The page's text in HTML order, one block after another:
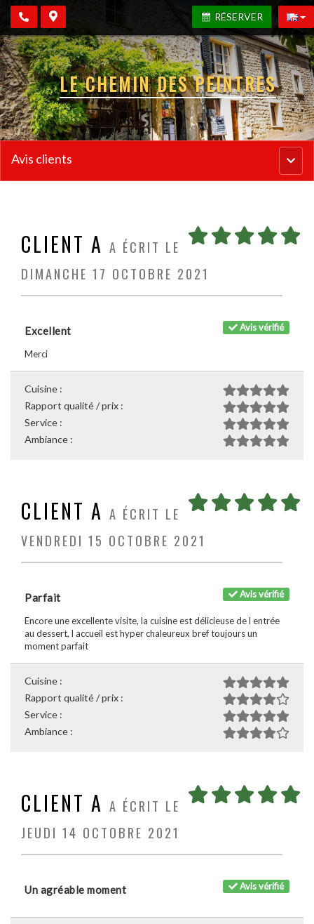
RÉSERVER
LE CHEMIN DES PEINTRES
Menu
Avis clients
CLIENT A A ÉCRIT LE
DIMANCHE 17 OCTOBRE 2021
Avis vérifié
Excellent
Merci
Cuisine :
Rapport qualité / prix :
Service :
Ambiance :
CLIENT A A ÉCRIT LE
VENDREDI 15 OCTOBRE 2021
Avis vérifié
Parfait
Encore une excellente visite, la cuisine est délicieuse de l entrée
au dessert, l accueil est hyper chaleureux bref toujours un
moment parfait
Cuisine :
Rapport qualité / prix :
Service :
Ambiance :
CLIENT A A ÉCRIT LE
JEUDI 14 OCTOBRE 2021
Avis vérifié
Un agréable moment